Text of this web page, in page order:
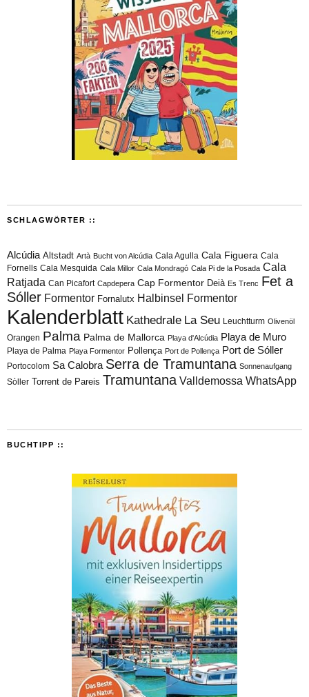
SCHLAGWÖRTER ::
Alcúdia Altstadt Artà Bucht von Alcúdia Cala Agulla Cala Figuera Cala
Fornells Cala Mesquida Cala Millor Cala Mondragó Cala Pi de la Posada Cala
Ratjada Can Picafort Capdepera Cap Formentor Deià Es Trenc Fet a
Sóller Formentor Fornalutx Halbinsel Formentor
Kalenderblatt Kathedrale La Seu Leuchtturm Olivenöl
Orangen Palma Palma de Mallorca Playa d'Alcúdia Playa de Muro
Playa de Palma Playa Formentor Pollença Port de Pollença Port de Sóller
Portocolom Sa Calobra Serra de Tramuntana Sonnenaufgang
Sòller Torrent de Pareis Tramuntana Valldemossa WhatsApp
BUCHTIPP ::